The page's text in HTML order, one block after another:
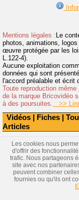
Vidéos | Fiches |
Articles
Mentions légales : Le
photos, animations,
œuvre protégée par les
L.122-4).
Aucune exploitation
données qui sont
l'accord préalable et écrit
Toute reproduction
de la marque Bricovidéo
à des poursuites. >>
Les cookies nous
d'offrir des
trafic. Nous partageons
site avec nos
peuvent combiner
fournies ou qu'ils ont